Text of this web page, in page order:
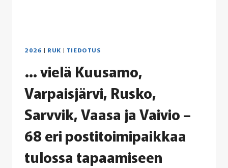
2026 | RUK | TIEDOTUS
… vielä Kuusamo,
Varpaisjärvi, Rusko,
Sarvvik, Vaasa ja Vaivio –
68 eri postitoimipaikkaa
tulossa tapaamiseen